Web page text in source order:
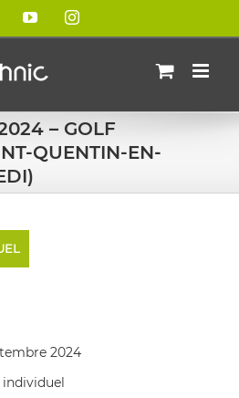
FacebookYouTubeInstagram
– GOLF
QUENTIN-EN-
2024